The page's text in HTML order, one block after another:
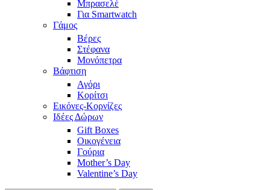
Μπρασελέ
Για Smartwatch
Γάμος
Βέρες
Στέφανα
Μονόπετρα
Βάφτιση
Αγόρι
Κορίτσι
Εικόνες-Κορνίζες
Ιδέες Δώρων
Gift Boxes
Οικογένεια
Γούρια
Mother’s Day
Valentine’s Day